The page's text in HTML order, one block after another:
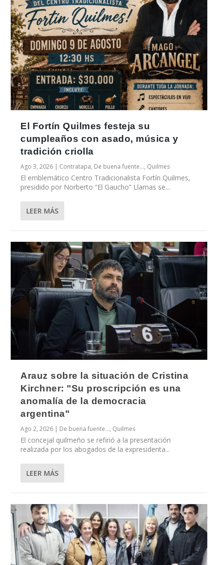
El Fortín Quilmes festeja su
cumpleaños con asado, música y
tradición criolla
Ago 3, 2026 | Contratapa, De buena fuente..., Quilmes
El emblemático Centro Tradicionalista Fortín Quilmes,
presidido por Norberto “El Gaucho” Llamas se...
LEER MÁS
Arauz sobre la situación de Cristina
Kirchner: "Su proscripción es una
anomalía de la democracia
argentina"
Ago 2, 2026 | De buena fuente..., Quilmes
El concejal quilmeño se refirió a la presentación
realizada por los abogados de la expresidenta...
LEER MÁS